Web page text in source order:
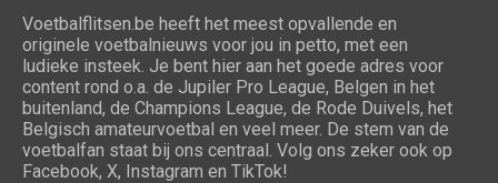
Voetbalflitsen.be heeft het meest opvallende en
originele voetbalnieuws voor jou in petto, met een
ludieke insteek. Je bent hier aan het goede adres voor
content rond o.a. de Jupiler Pro League, Belgen in het
buitenland, de Champions League, de Rode Duivels, het
Belgisch amateurvoetbal en veel meer. De stem van de
voetbalfan staat bij ons centraal. Volg ons zeker ook op
Facebook, X, Instagram en TikTok!